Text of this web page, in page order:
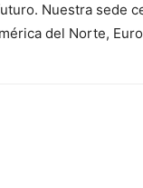
Nuestra sede
del Norte,